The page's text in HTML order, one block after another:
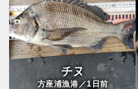
チヌ
方座浦漁港／1日前